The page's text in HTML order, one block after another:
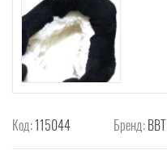
Код:115044 Бренд:ВВТ